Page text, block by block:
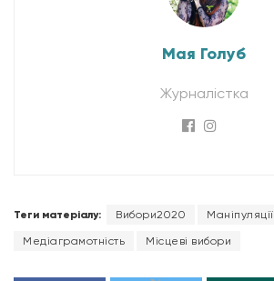
Мая Голуб
Журналістка
Теги матеріалу: Вибори2020 Маніпуляції
Медіаграмотність Місцеві вибори